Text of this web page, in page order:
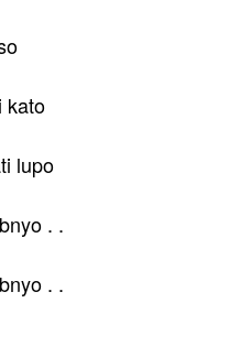
kato
lupo
. .
. .